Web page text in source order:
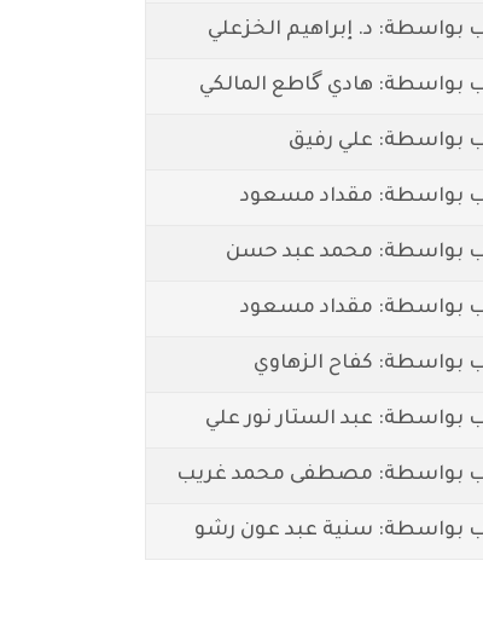
بواسطة: د. إبراهيم الخزعلي
بواسطة: هادي گاطع المالكي
بواسطة: علي رفيق
بواسطة: مقداد مسعود
بواسطة: محمد عبد حسن
بواسطة: مقداد مسعود
بواسطة: كفاح الزهاوي
بواسطة: عبد الستار نور علي
بواسطة: مصطفى محمد غريب
بواسطة: سنية عبد عون رشو